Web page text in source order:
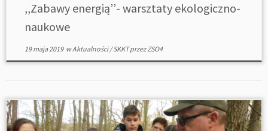
,,Zabawy energią’’- warsztaty ekologiczno-
naukowe
19 maja 2019wAktualności/SKKTprzezZSO4